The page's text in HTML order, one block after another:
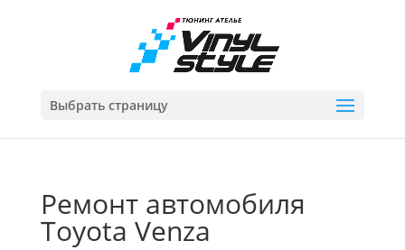
Выбрать страницу
Ремонт автомобиля
Toyota Venza